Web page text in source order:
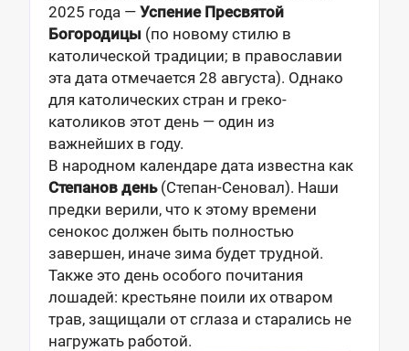
2025 года — Успение Пресвятой
Богородицы (по новому стилю в
католической традиции; в православии
эта дата отмечается 28 августа). Однако
для католических стран и греко-
католиков этот день — один из
важнейших в году.
В народном календаре дата известна как
Степанов день(Степан-Сеновал). Наши
предки верили, что к этому времени
сенокос должен быть полностью
завершен, иначе зима будет трудной.
Также это день особого почитания
лошадей: крестьяне поили их отваром
трав, защищали от сглаза и старались не
нагружать работой.